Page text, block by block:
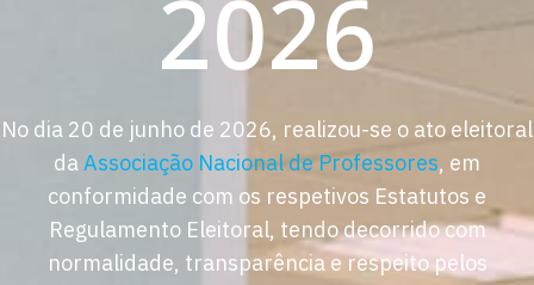
2026
No dia 20 de junho de 2026, realizou-se o ato eleitoral
daAssociação Nacional de Professores, em
conformidade com os respetivos Estatutos e
Regulamento Eleitoral, tendo decorrido com
normalidade, transparência e respeito pelos